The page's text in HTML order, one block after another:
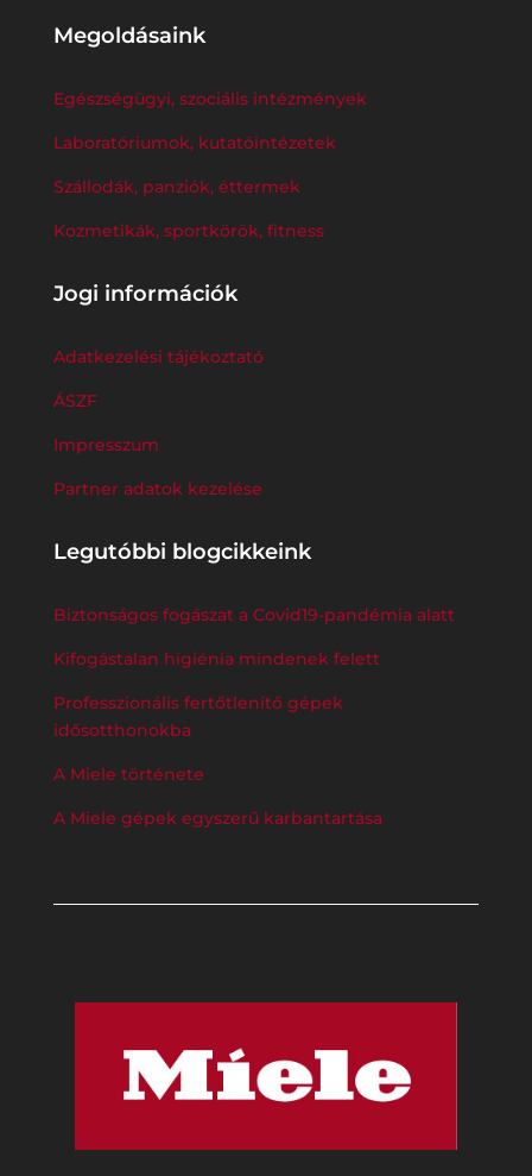
Megoldásaink
Egészségügyi, szociális intézmények
Laboratóriumok, kutatóintézetek
Szállodák, panziók, éttermek
Kozmetikák, sportkörök, fitness
Jogi információk
Adatkezelési tájékoztató
ÁSZF
Impresszum
Partner adatok kezelése
Legutóbbi blogcikkeink
Biztonságos fogászat a Covid19-pandémia alatt
Kifogástalan higiénia mindenek felett
Professzionális fertőtlenítő gépek
idősotthonokba
A Miele története
A Miele gépek egyszerű karbantartása